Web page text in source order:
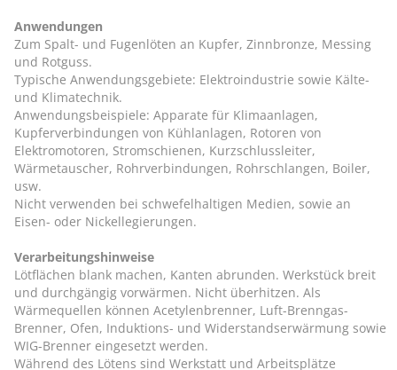
Anwendungen
Zum Spalt- und Fugenlöten an Kupfer, Zinnbronze, Messing
und Rotguss.
Typische Anwendungsgebiete: Elektroindustrie sowie Kälte-
und Klimatechnik.
Anwendungsbeispiele: Apparate für Klimaanlagen,
Kupferverbindungen von Kühlanlagen, Rotoren von
Elektromotoren, Stromschienen, Kurzschlussleiter,
Wärmetauscher, Rohrverbindungen, Rohrschlangen, Boiler,
usw.
Nicht verwenden bei schwefelhaltigen Medien, sowie an
Eisen- oder Nickellegierungen.
Verarbeitungshinweise
Lötflächen blank machen, Kanten abrunden. Werkstück breit
und durchgängig vorwärmen. Nicht überhitzen. Als
Wärmequellen können Acetylenbrenner, Luft-Brenngas-
Brenner, Ofen, Induktions- und Widerstandserwärmung sowie
WIG-Brenner eingesetzt werden.
Während des Lötens sind Werkstatt und Arbeitsplätze